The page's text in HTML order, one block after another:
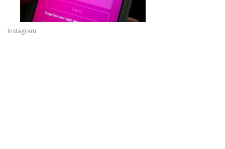
Instagram